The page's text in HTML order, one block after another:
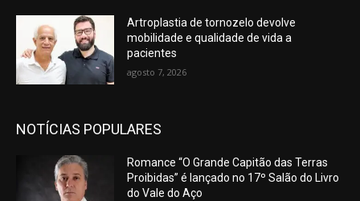
Artroplastia de tornozelo devolve
mobilidade e qualidade de vida a
pacientes
agosto 7, 2026
NOTÍCIAS POPULARES
Romance “O Grande Capitão das Terras
Proibidas” é lançado no 17º Salão do Livro
do Vale do Aço